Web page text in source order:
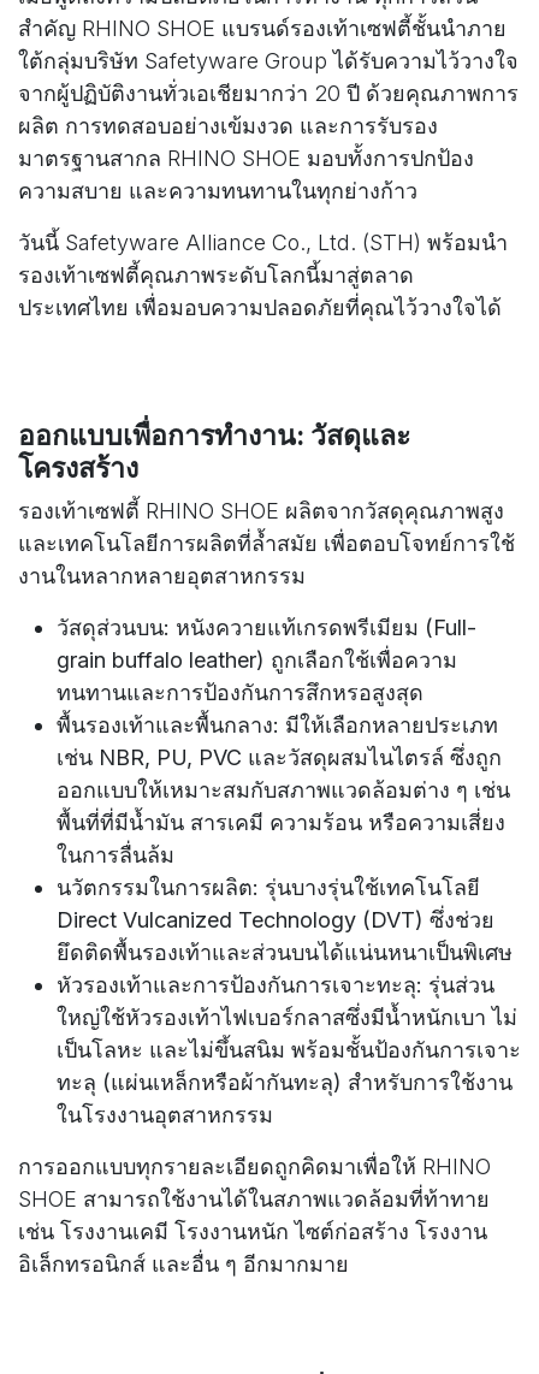
สำคัญ RHINO SHOE แบรนด์รองเท้าเซฟตี้ชั้นนำภาย
ใต้กลุ่มบริษัท Safetyware Group ได้รับความไว้วางใจ
จากผู้ปฏิบัติงานทั่วเอเชียมากว่า 20 ปี ด้วยคุณภาพการ
ผลิต การทดสอบอย่างเข้มงวด และการรับรอง
มาตรฐานสากล RHINO SHOE มอบทั้งการปกป้อง
ความสบาย และความทนทานในทุกย่างก้าว
วันนี้ Safetyware Alliance Co., Ltd. (STH) พร้อมนำ
รองเท้าเซฟตี้คุณภาพระดับโลกนี้มาสู่ตลาด
ประเทศไทย เพื่อมอบความปลอดภัยที่คุณไว้วางใจได้​
ออกแบบเพื่อการทำงาน: วัสดุและ
โครงสร้าง
รองเท้าเซฟตี้ RHINO SHOE ผลิตจากวัสดุคุณภาพสูง
และเทคโนโลยีการผลิตที่ล้ำสมัย เพื่อตอบโจทย์การใช้
งานในหลากหลายอุตสาหกรรม
วัสดุส่วนบน: หนังควายแท้เกรดพรีเมียม (Full-
grain buffalo leather) ถูกเลือกใช้เพื่อความ
ทนทานและการป้องกันการสึกหรอสูงสุด
พื้นรองเท้าและพื้นกลาง: มีให้เลือกหลายประเภท
เช่น NBR, PU, PVC และวัสดุผสมไนไตรล์ ซึ่งถูก
ออกแบบให้เหมาะสมกับสภาพแวดล้อมต่าง ๆ เช่น
พื้นที่ที่มีน้ำมัน สารเคมี ความร้อน หรือความเสี่ยง
ในการลื่นล้ม
นวัตกรรมในการผลิต: รุ่นบางรุ่นใช้เทคโนโลยี
Direct Vulcanized Technology (DVT) ซึ่งช่วย
ยึดติดพื้นรองเท้าและส่วนบนได้แน่นหนาเป็นพิเศษ
หัวรองเท้าและการป้องกันการเจาะทะลุ: รุ่นส่วน
ใหญ่ใช้หัวรองเท้าไฟเบอร์กลาสซึ่งมีน้ำหนักเบา ไม่
เป็นโลหะ และไม่ขึ้นสนิม พร้อมชั้นป้องกันการเจาะ
ทะลุ (แผ่นเหล็กหรือผ้ากันทะลุ) สำหรับการใช้งาน
ในโรงงานอุตสาหกรรม
การออกแบบทุกรายละเอียดถูกคิดมาเพื่อให้ RHINO
SHOE สามารถใช้งานได้ในสภาพแวดล้อมที่ท้าทาย
เช่น โรงงานเคมี โรงงานหนัก ไซต์ก่อสร้าง โรงงาน
อิเล็กทรอนิกส์ และอื่น ๆ อีกมากมาย